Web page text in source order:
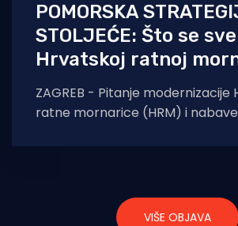
POMORSKA
STOLJEĆE: Što se
Hrvatskoj ratnoj
ZAGREB - Pitanje modernizacije
ratne mornarice (HRM) i
glavnih tema obrambene
VIŠE OBJAVA